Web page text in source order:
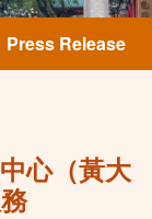
Press Release
心（黃大